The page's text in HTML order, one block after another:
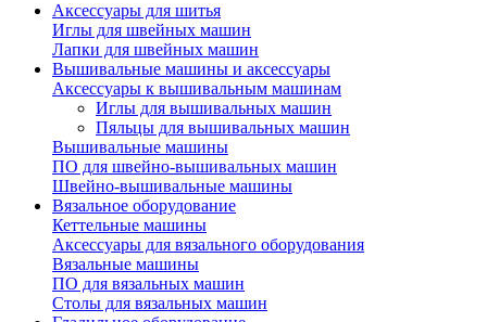
Аксессуары для шитья
Иглы для швейных машин
Лапки для швейных машин
Вышивальные машины и аксессуары
Аксессуары к вышивальным машинам
Иглы для вышивальных машин
Пяльцы для вышивальных машин
Вышивальные машины
ПО для швейно-вышивальных машин
Швейно-вышивальные машины
Вязальное оборудование
Кеттельные машины
Аксессуары для вязального оборудования
Вязальные машины
ПО для вязальных машин
Столы для вязальных машин